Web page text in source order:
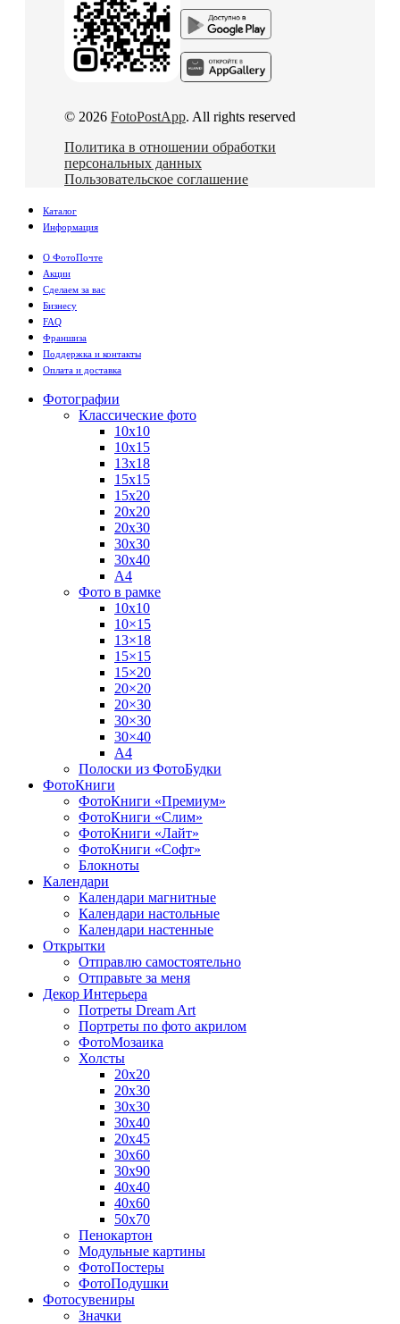
© 2026 FotoPostApp. All rights reserved
Политика в отношении обработки
персональных данных
Пользовательское соглашение
Каталог
Информация
О ФотоПочте
Акции
Сделаем за вас
Бизнесу
FAQ
Франшиза
Поддержка и контакты
Оплата и доставка
Фотографии
Классические фото
10х10
10х15
13х18
15х15
15х20
20х20
20х30
30х30
30х40
А4
Фото в рамке
10х10
10×15
13×18
15×15
15×20
20×20
20×30
30×30
30×40
A4
Полоски из ФотоБудки
ФотоКниги
ФотоКниги «Премиум»
ФотоКниги «Слим»
ФотоКниги «Лайт»
ФотоКниги «Софт»
Блокноты
Календари
Календари магнитные
Календари настольные
Календари настенные
Открытки
Отправлю самостоятельно
Отправьте за меня
Декор Интерьера
Потреты Dream Art
Портреты по фото акрилом
ФотоМозаика
Холсты
20х20
20х30
30х30
30х40
20х45
30х60
30х90
40х40
40х60
50х70
Пенокартон
Модульные картины
ФотоПостеры
ФотоПодушки
Фотоcувениры
Значки